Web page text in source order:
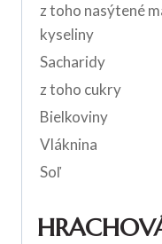
z toho nasýtené
kyseliny
Sacharidy
z toho cukry
Bielkoviny
Vláknina
Soľ